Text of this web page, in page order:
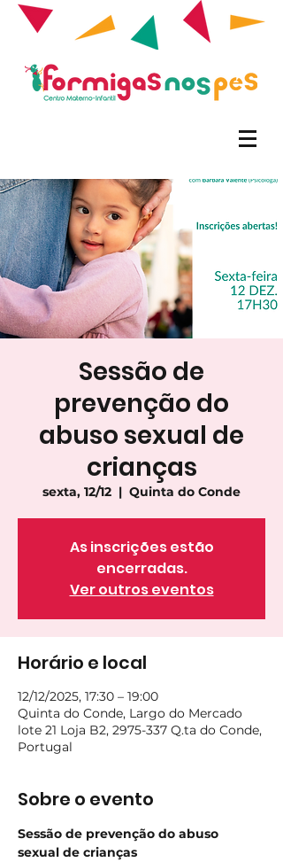
Sessão de
prevenção do
abuso sexual de
crianças
sexta, 12/12
  |
Quinta do Conde
As inscrições estão
encerradas.
Ver outros eventos
Horário e local
12/12/2025, 17:30 – 19:00
Quinta do Conde, Largo do Mercado
lote 21 Loja B2, 2975-337 Q.ta do Conde,
Portugal
Sobre o evento
Sessão de prevenção do abuso
sexual de crianças